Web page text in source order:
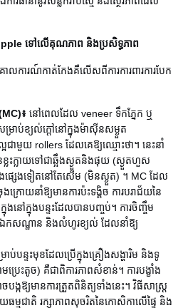
ទៅលើគុណភាព និងប្រសិទ្ធភាព
ោលការណ៍កាត់កែងគឺលើសពីការការពារការបែក
៖ នៅពេលដែល veneer ទឹកភ្នែក ឬ
ម្រាប់ខ្យល់ក្តៅនៅក្នុងម៉ាស៊ីនសម្ងួត
ាមួយ rollers ដែលគេឱ្យឈ្មោះថា។ នេះនាំ
ន់ខ្លះក្លាយទៅជាឆ្អឹងស្ងួតនិងផុយ (ស្ងួតហួស
សេងទៀតនៅតែសើម (មិនស្ងួត) ។ MC ដែល
ោយនាំឱ្យមានការប៉ះទង្គិច ការបរាជ័យនៃ
ងនៅក្នុងបន្ទះដែលបានបញ្ចប់។ ការចិញ្ចឹម
កសណ្ឋាន និងលំហូរខ្យល់ ដែលនាំឱ្យ
ាប់​បន្ទះ​មុខ​ដែល​ប្រើ​ក្នុង​គ្រឿង​សង្ហារិម និង​ទូ
ប្រេះ​តូច) គឺ​ជា​ពិការភាព​សំខាន់។ ការបង្ខាំង
បង្កឱ្យមានការត្រួតពិនិត្យទាំងនេះ។ វិធីសាស្ត្រ
ម្មជាតិ រក្សាភាពសុចរិតនៃកោសិកាលើផ្ទៃ និង